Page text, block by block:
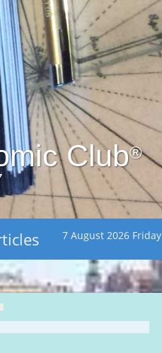
Club®
7 August 2026 Friday